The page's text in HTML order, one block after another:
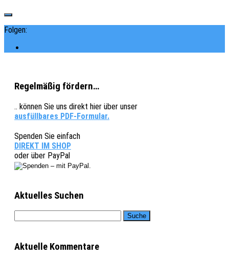
Folgen:
Regelmäßig fördern…
.. können Sie uns direkt hier über unser
ausfüllbares PDF-Formular.
Spenden Sie einfach
DIREKT IM SHOP
oder über PayPal
Aktuelles Suchen
Aktuelle Kommentare